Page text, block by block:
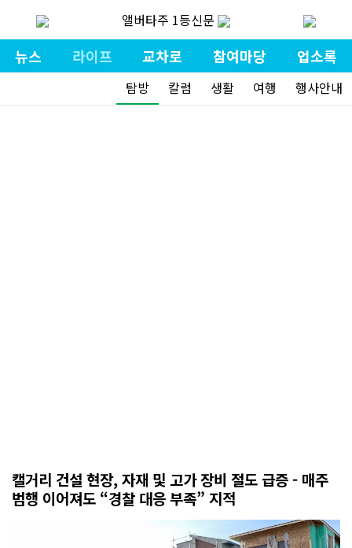
앨버타주 1등신문
뉴스 라이프 교차로 참여마당 업소록
탐방 칼럼 생활 여행 행사안내
캘거리 건설 현장, 자재 및 고가 장비 절도 급증 - 매주
범행 이어져도 “경찰 대응 부족” 지적